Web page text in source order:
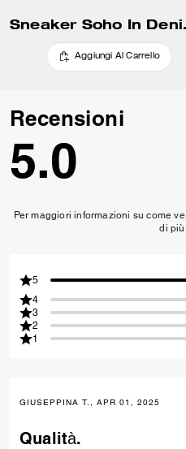
Aggiungi Al Carrello
Recensioni
5.0
Per maggiori informazioni su come
di più
5
4
3
2
1
GIUSEPPINA T., APR 01, 2025
Qualità.